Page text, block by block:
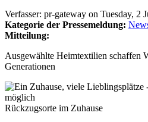
Verfasser: pr-gateway on Tuesday, 2
Kategorie der Pressemeldung:
Mitteilung:
Ausgewählte Heimtextilien schaffen
Generationen
Rückzugsorte im Zuhause